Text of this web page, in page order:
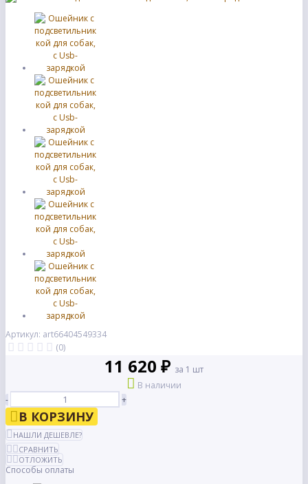
Артикул: art66404549334
(0)
11 620 ₽ за 1 шт
В наличии
-
+
В КОРЗИНУ
НАШЛИ ДЕШЕВЛЕ?
СРАВНИТЬ
ОТЛОЖИТЬ
Способы оплаты